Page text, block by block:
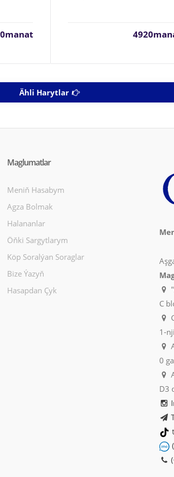
Ähli Harytlar
Maglumatlar
Meniň Hasabym
Agza Bolmak
Halananlar
Öňki Sargytlarym
Köp Soralýan Soraglar
Bize Ýazyň
Hasapdan Çyk
C
1-
0
D3